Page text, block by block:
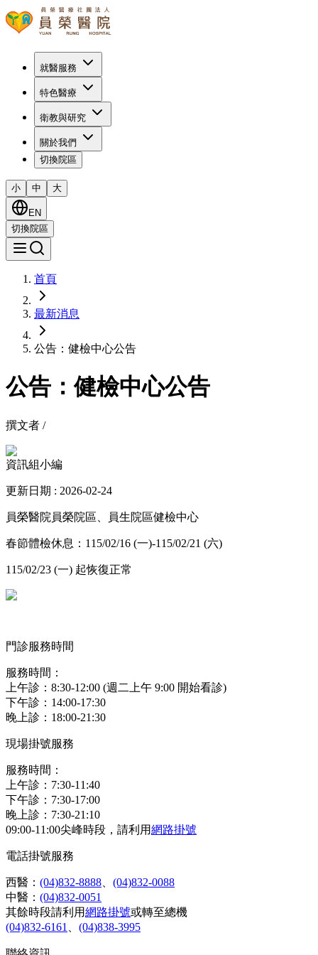
就醫服務
特色醫療
衛教與研究
關於我們
切換院區
小 中 大
EN
切換院區
首頁
最新消息
公告：健檢中心公告
公告：健檢中心公告
撰文者 /
資訊組小編
更新日期 : 2026-02-24
員榮醫院員榮院區、員生院區健檢中心
春節體檢休息：115/02/16 (一)-115/02/21 (六)
115/02/23 (一) 起恢復正常
門診服務時間
服務時間：
上午診：8:30-12:00 (週二上午 9:00 開始看診)
下午診：14:00-17:30
晚上診：18:00-21:30
現場掛號服務
服務時間：
上午診：7:30-11:40
下午診：7:30-17:00
晚上診：7:30-21:10
09:00-11:00尖峰時段，請利用網路掛號
電話掛號服務
西醫： (04)832-8888
(04)832-0088
中醫： (04)832-0051
其餘時段請利用網路掛號或轉至總機
(04)832-6161
(04)838-3995